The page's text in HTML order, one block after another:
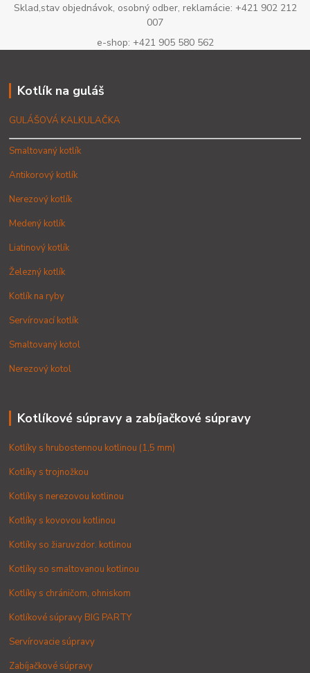
Sklad,stav objednávok, osobný odber, reklamácie: +421 902 212
007
e-shop: +421 905 580 562
Kotlík na guláš
GULÁŠOVÁ KALKULAČKA
Smaltovaný kotlík
Antikorový kotlík
Nerezový kotlík
Medený kotlík
Liatinový kotlík
Železný kotlík
Kotlík na ryby
Servírovací kotlík
Smaltovaný kotol
Nerezový kotol
Kotlíkové súpravy a zabíjačkové súpravy
Kotlíky s hrubostennou kotlinou (1,5 mm)
Kotlíky s trojnožkou
Kotlíky s nerezovou kotlinou
Kotlíky s kovovou kotlinou
Kotlíky so žiaruvzdor. kotlinou
Kotlíky so smaltovanou kotlinou
Kotlíky s chráničom, ohniskom
Kotlíkové súpravy BIG PARTY
Servírovacie súpravy
Zabíjačkové súpravy